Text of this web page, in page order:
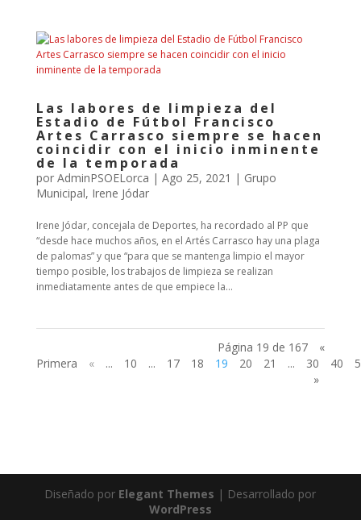
Las labores de limpieza del
Estadio de Fútbol Francisco
Artes Carrasco siempre se hacen
coincidir con el inicio inminente
de la temporada
por AdminPSOELorca | Ago 25, 2021 | Grupo
Municipal, Irene Jódar
Irene Jódar, concejala de Deportes, ha recordado al PP que
“desde hace muchos años, en el Artés Carrasco hay una plaga
de palomas” y que “para que se mantenga limpio el mayor
tiempo posible, los trabajos de limpieza se realizan
inmediatamente antes de que empiece la...
Página 19 de 167
«
Primera
« ... 10 ... 17 18 19 20 21 ... 30 40
»
Diseñado por Elegant Themes | Desarrollado por
WordPress